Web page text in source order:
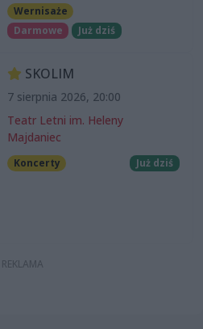
Wernisaże
Darmowe
Już dziś
SKOLIM
7 sierpnia 2026, 20:00
Teatr Letni im. Heleny
Majdaniec
Koncerty Już dziś